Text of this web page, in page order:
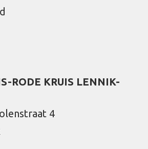
RODE KRUIS LENNIK-
4